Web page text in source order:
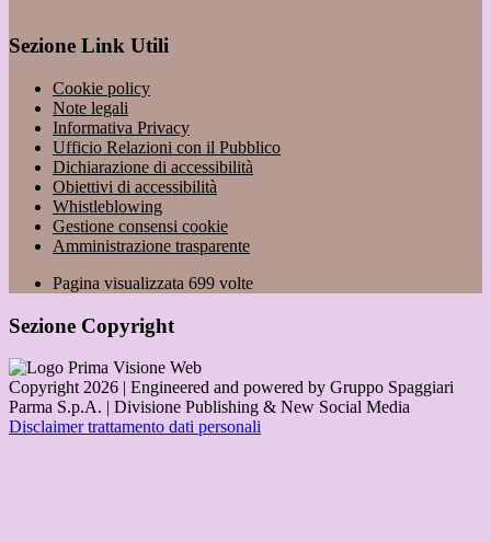
Sezione Link Utili
Cookie policy
Note legali
Informativa Privacy
Ufficio Relazioni con il Pubblico
Dichiarazione di accessibilità
Obiettivi di accessibilità
Whistleblowing
Gestione consensi cookie
Amministrazione trasparente
Pagina visualizzata 699 volte
Sezione Copyright
Copyright 2026 | Engineered and powered by Gruppo Spaggiari
Parma S.p.A. | Divisione Publishing & New Social Media
Disclaimer trattamento dati personali